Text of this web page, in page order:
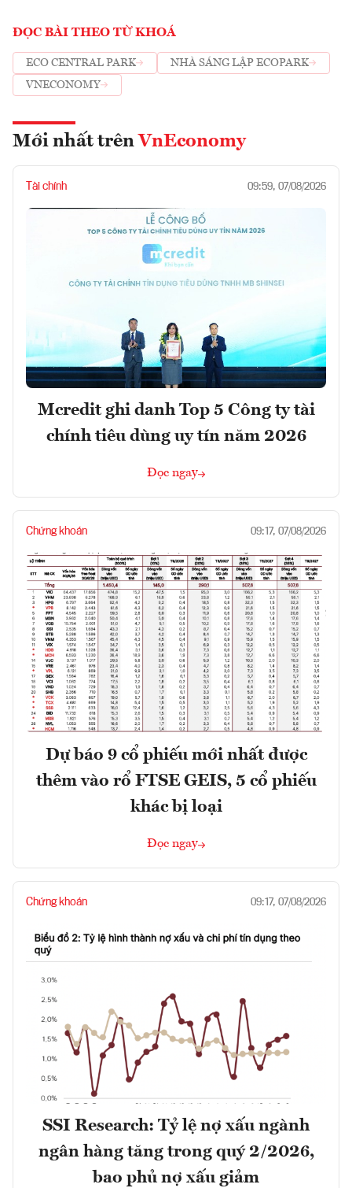
ĐỌC BÀI THEO TỪ KHOÁ
ECO CENTRAL PARK
NHÀ SÁNG LẬP ECOPARK
VNECONOMY
Mới nhất trên VnEconomy
Tài chính 09:59, 07/08/2026
Mcredit ghi danh Top 5 Công ty tài
chính tiêu dùng uy tín năm 2026
Đọc ngay
Chứng khoán 09:17, 07/08/2026
Dự báo 9 cổ phiếu mới nhất được
thêm vào rổ FTSE GEIS, 5 cổ phiếu
khác bị loại
Đọc ngay
Chứng khoán 09:17, 07/08/2026
SSI Research: Tỷ lệ nợ xấu ngành
ngân hàng tăng trong quý 2/2026,
bao phủ nợ xấu giảm